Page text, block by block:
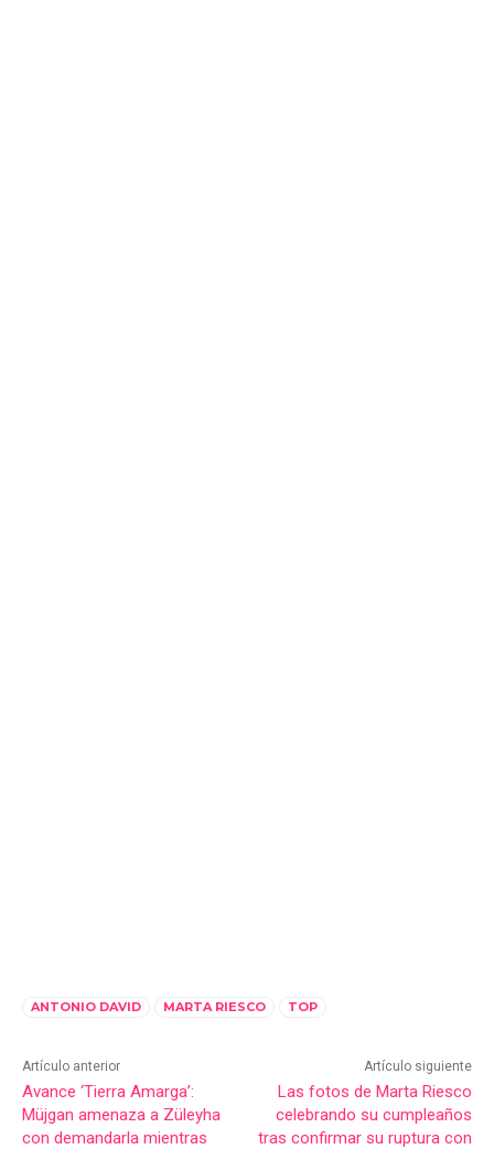
ANTONIO DAVID MARTA RIESCO TOP
Artículo anterior
Avance ‘Tierra Amarga’:
Müjgan amenaza a Züleyha
con demandarla mientras
Artículo siguiente
Las fotos de Marta Riesco
celebrando su cumpleaños
tras confirmar su ruptura con